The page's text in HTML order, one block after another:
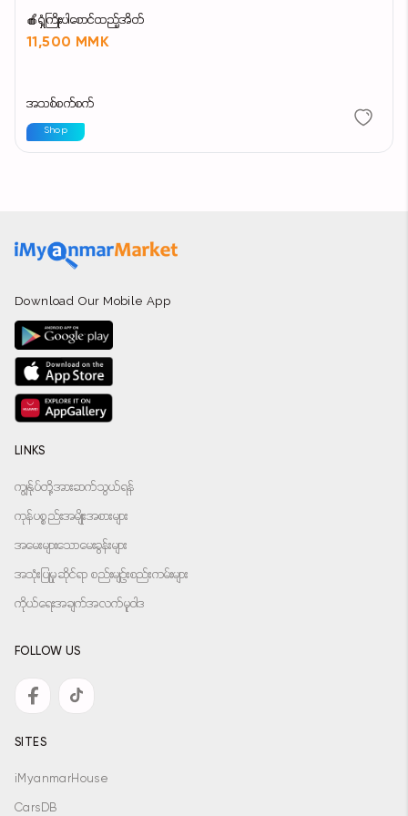
🍎ရှံ့ကြိုးပါစောင်ထည့်အိတ်
11,500 MMK
အသစ်စက်စက်
Shop
Download Our Mobile App
LINKS
ကျွန်ုပ်တို့အားဆက်သွယ်ရန်
ကုန်ပစ္စည်းအမျိုးအစားများ
အမေးများသောမေးခွန်းများ
အသုံးပြုမှုဆိုင်ရာ စည်းမျဉ်းစည်းကမ်းများ
ကိုယ်ရေးအချက်အလက်မူဝါဒ
FOLLOW US
SITES
iMyanmarHouse
CarsDB